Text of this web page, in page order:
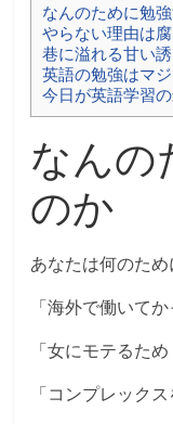
なんのために勉
やらない理由は
巷に溢れる甘い
英語の勉強はマ
今日が英語学習
なんの
のか
あなたは何のため
「海外で働いて
「女にモテるため
「コンプレック